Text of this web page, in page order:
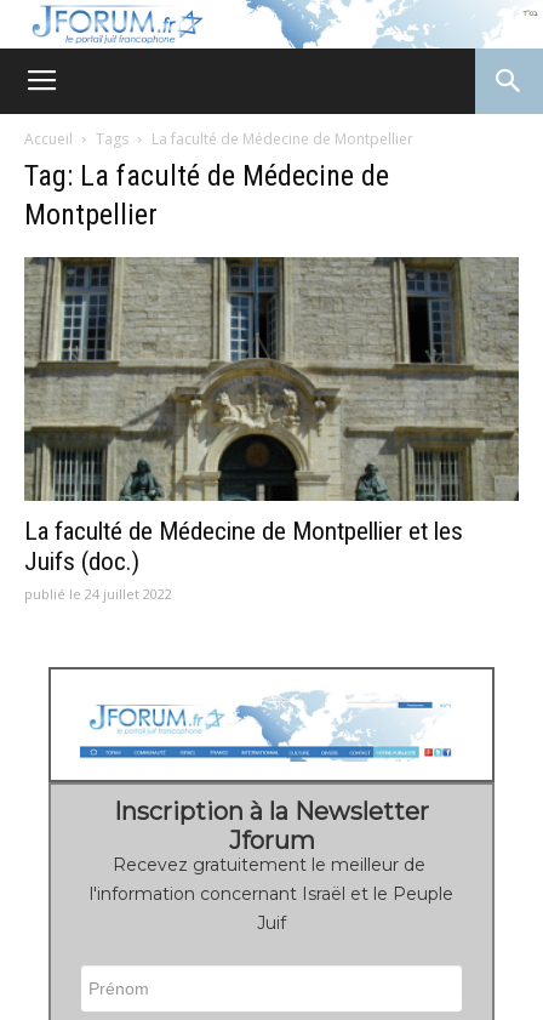
Accueil Tags La faculté de Médecine de Montpellier
Tag: La faculté de Médecine de
Montpellier
La faculté de Médecine de Montpellier et les
Juifs (doc.)
publié le 24 juillet 2022
Inscription à la Newsletter
Jforum
Recevez gratuitement le meilleur de
l'information concernant Israël et le Peuple
Juif